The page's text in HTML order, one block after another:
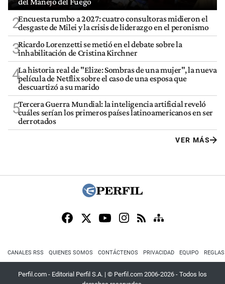
2Encuesta rumbo a 2027: cuatro consultoras midieron el
desgaste de Milei y la crisis de liderazgo en el peronismo
3Ricardo Lorenzetti se metió en el debate sobre la
inhabilitación de Cristina Kirchner
4La historia real de "Elize: Sombras de una mujer", la nueva
película de Netflix sobre el caso de una esposa que
descuartizó a su marido
5Tercera Guerra Mundial: la inteligencia artificial reveló
cuáles serían los primeros países latinoamericanos en ser
derrotados
VER MÁS
CANALES RSS QUIENES SOMOS CONTÁCTENOS PRIVACIDAD EQUIPO
Perfil.com - Editorial Perfil S.A. | © Perfil.com 2006-2026 - Todos los